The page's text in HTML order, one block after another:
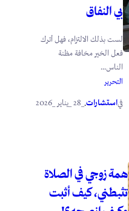
بي النفاق
لست بذلك الالتزام، فهل أترك
فعل الخير مخافة مظنة
الناس...
التحرير
فياستشارات.
همة زوجي في الصلاة
تثبطني، كيف أثبت